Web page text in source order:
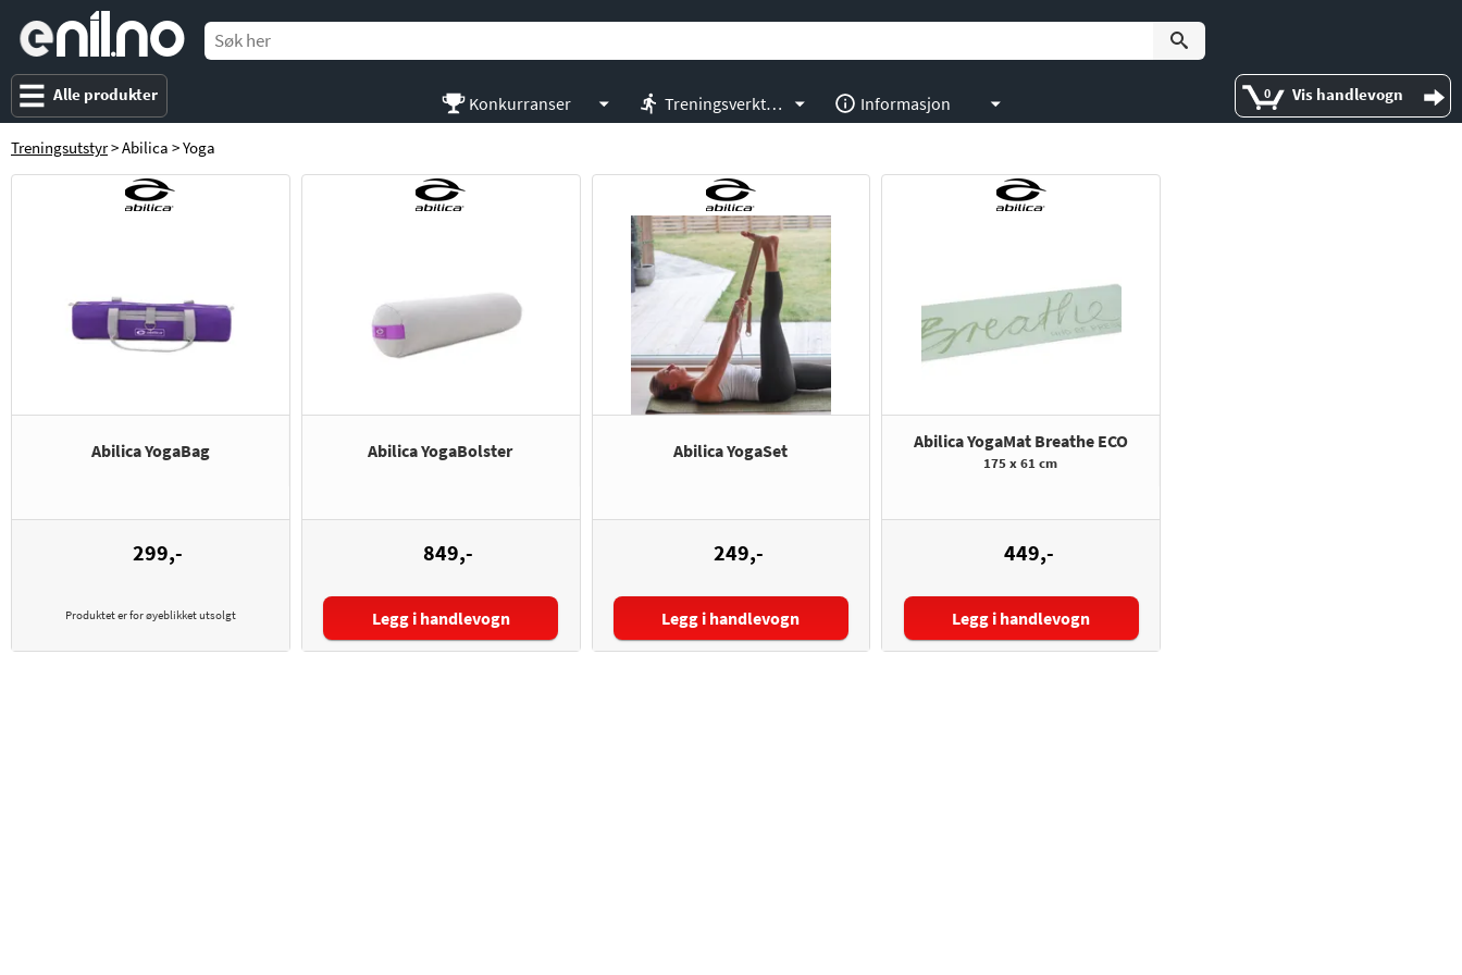
enil no
Alle produkter 0 Vis handlevogn
Konkurranser Treningsverktøy Informasjon
Treningsutstyr> Abilica > Yoga
Abilica YogaBag
299,-
Produktet er for øyeblikket utsolgt
Abilica YogaBolster
849,-
Legg i handlevogn
Abilica YogaSet
249,-
Legg i handlevogn
Abilica YogaMat Breathe ECO
175 x 61 cm
449,-
Legg i handlevogn